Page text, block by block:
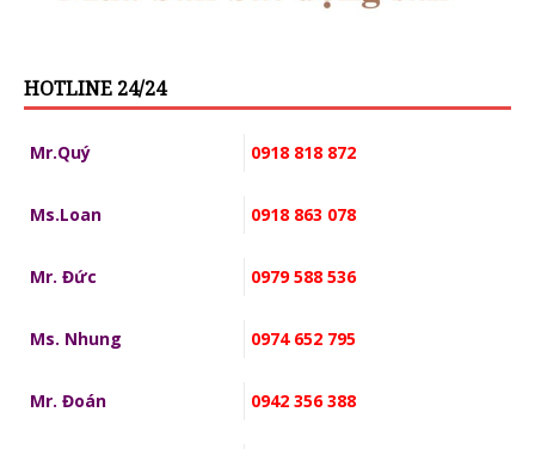
HOTLINE 24/24
Mr.Quý 0918 818 872
Ms.Loan 0918 863 078
Mr. Đức 0979 588 536
Ms. Nhung 0974 652 795
Mr. Đoán 0942 356 388